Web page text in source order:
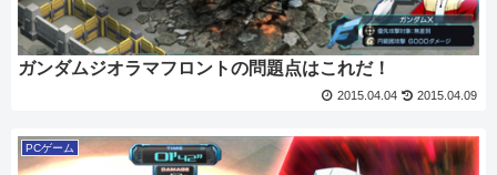
ガンダムジオラマフロントの問題点はこれだ！
2015.04.04 2015.04.09
PCゲーム